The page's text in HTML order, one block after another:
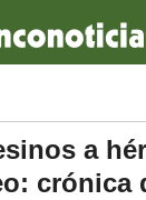
a
crónica